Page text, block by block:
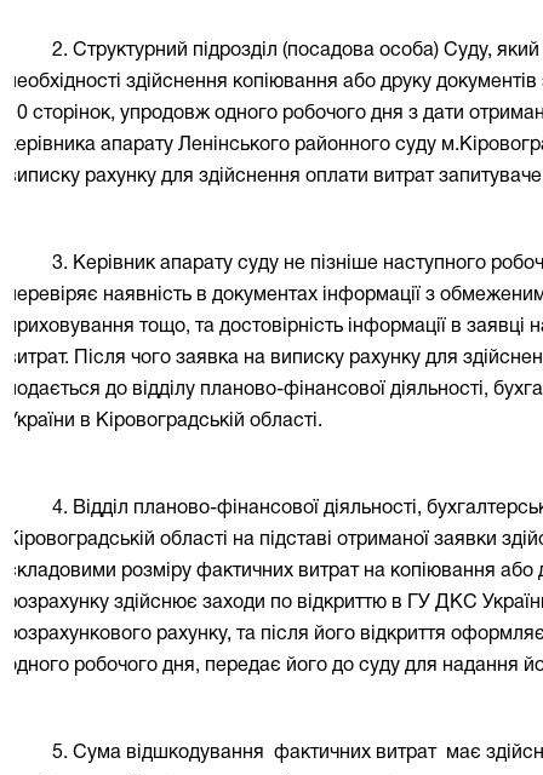
2. Структурний підрозділ (посадова особа) Суду,
необхідності здійснення копіювання або друку
10 сторінок, упродовж одного робочого дня з дати
керівника апарату Ленінського районного суду
виписку рахунку для здійснення оплати витрат
3. Керівник апарату суду не пізніше наступного
перевіряє наявність в документах інформації з
приховування тощо, та достовірність інформації в
витрат. Після чого заявка на виписку рахунку для
подається до відділу планово-фінансової діяльності,
України в Кіровоградській області.
4. Відділ планово-фінансової діяльності,
Кіровоградській області на підставі отриманої заявки
складовими розміру фактичних витрат на копіювання або
розрахунку здійснює заходи по відкриттю в ГУ ДКС
розрахункового рахунку, та після його відкриття
одного робочого дня, передає його до суду для надання
5. Сума відшкодування фактичних витрат
має